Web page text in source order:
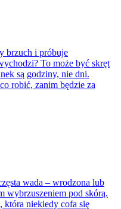
brzuch i próbuje
To może być skręt
są godziny, nie dni.
robić, zanim będzie za
wada – wrodzona lub
wybrzuszeniem pod skórą.
która niekiedy cofa się